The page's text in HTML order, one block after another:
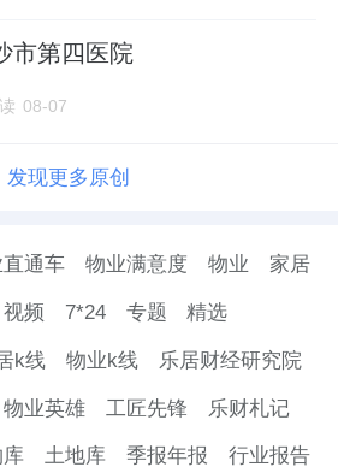
市第四医院
08-07
发现更多原创
通车 物业满意度 物业 家居
视频 7*24 专题 精选
k线 物业k线 乐居财经研究院
物业英雄 工匠先锋 乐财札记
库 土地库 季报年报 行业报告